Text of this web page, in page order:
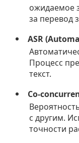
ожидаемое
за перевод
ASR
Процесс
текст.
Co-
с другим.
точности